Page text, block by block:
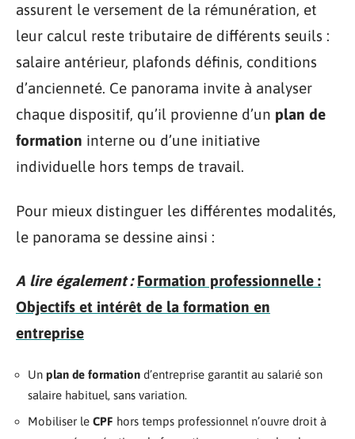
assurent le versement de la rémunération, et
leur calcul reste tributaire de différents seuils :
salaire antérieur, plafonds définis, conditions
d’ancienneté. Ce panorama invite à analyser
chaque dispositif, qu’il provienne d’un plan de
formation interne ou d’une initiative
individuelle hors temps de travail.
Pour mieux distinguer les différentes modalités,
le panorama se dessine ainsi :
A lire également : Formation professionnelle :
Objectifs et intérêt de la formation en
entreprise
Un plan de formation d’entreprise garantit au salarié son
salaire habituel, sans variation.
Mobiliser le CPF hors temps professionnel n’ouvre droit à